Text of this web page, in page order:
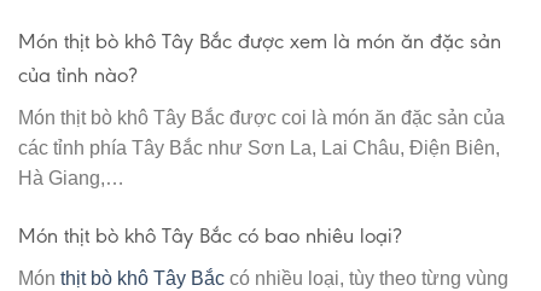
Món thịt bò khô Tây Bắc được xem là món ăn đặc sản
của tỉnh nào?
Món thịt bò khô Tây Bắc được coi là món ăn đặc sản của
các tỉnh phía Tây Bắc như Sơn La, Lai Châu, Điện Biên,
Hà Giang,…
Món thịt bò khô Tây Bắc có bao nhiêu loại?
Món thịt bò khô Tây Bắc có nhiều loại, tùy theo từng vùng